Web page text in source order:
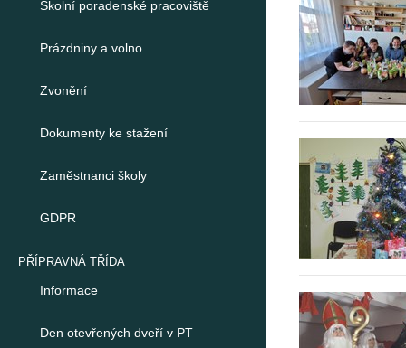
Školní poradenské pracoviště
Prázdniny a volno
Zvonění
Dokumenty ke stažení
Zaměstnanci školy
GDPR
PŘÍPRAVNÁ TŘÍDA
Informace
Den otevřených dveří v PT